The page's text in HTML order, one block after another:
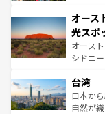
部のニ
文化が
しみな
るだろ
情報は
ワイ島
島だが
おすす
文化や
人々、
ク、伝
ってい
オース
光スポ
オース
シドニ
リアリ
ク）、
ど、見
台湾
日本か
自然が